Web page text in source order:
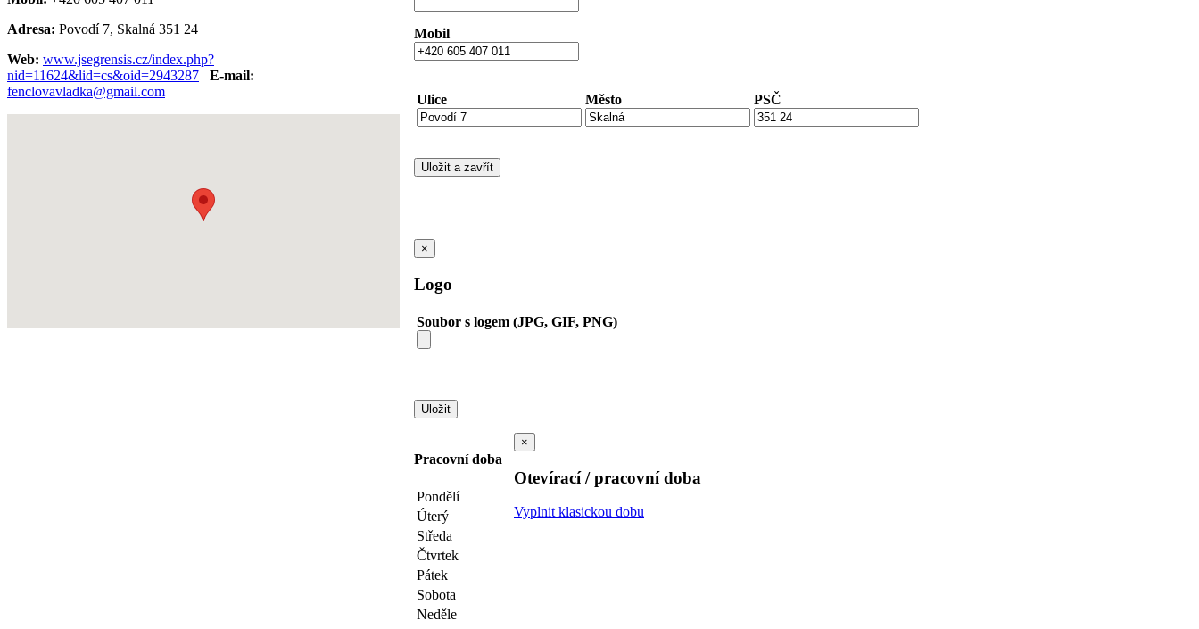
Adresa: Povodí 7, Skalná 351 24
Web: www.jsegrensis.cz/index.php?
nid=11624&lid=cs&oid=2943287
E-mail:
fenclovavladka@gmail.com
Mobil
Ulice Město PSČ
×
Logo
Soubor s logem (JPG, GIF, PNG)
Pracovní doba
Pondělí
Úterý
Středa
Čtvrtek
Pátek
Sobota
Neděle
×
Otevírací / pracovní doba
Vyplnit klasickou dobu